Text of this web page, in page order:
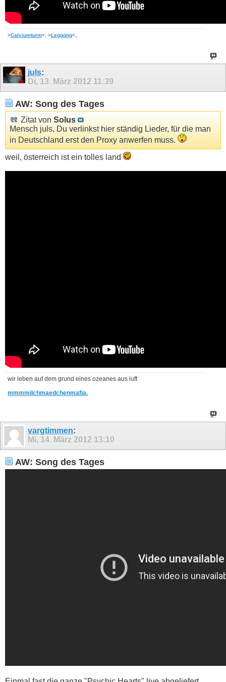
>Calciumturm<, >Leggöng<,
juls:
Di, 13. März 2012 11:39
AW: Song des Tages
Zitat von Solus
Mensch juls, Du verlinkst hier ständig Lieder, für die man
in Deutschland erst den Proxy anwerfen muss.
weil, österreich ist ein tolles land
wir leben auf dem grund eines ozeanes aus luft
mmmmilchmaedchenmafia.
vargtimmen:
Mi, 14. März 2012 13:10
AW: Song des Tages